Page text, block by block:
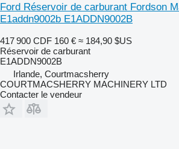
Ford Réservoir de carburant Fordson
E1addn9002b E1ADDN9002B
417 900 CDF 160 € ≈ 184,90 $US
Réservoir de carburant
E1ADDN9002B
Irlande, Courtmacsherry
COURTMACSHERRY MACHINERY LTD
Contacter le vendeur